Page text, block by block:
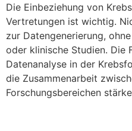
Die Einbeziehung von
Vertretungen ist wichtig.
zur Datengenerierung,
oder klinische Studien. Die
Datenanalyse in der
die Zusammenarbeit
Forschungsbereichen